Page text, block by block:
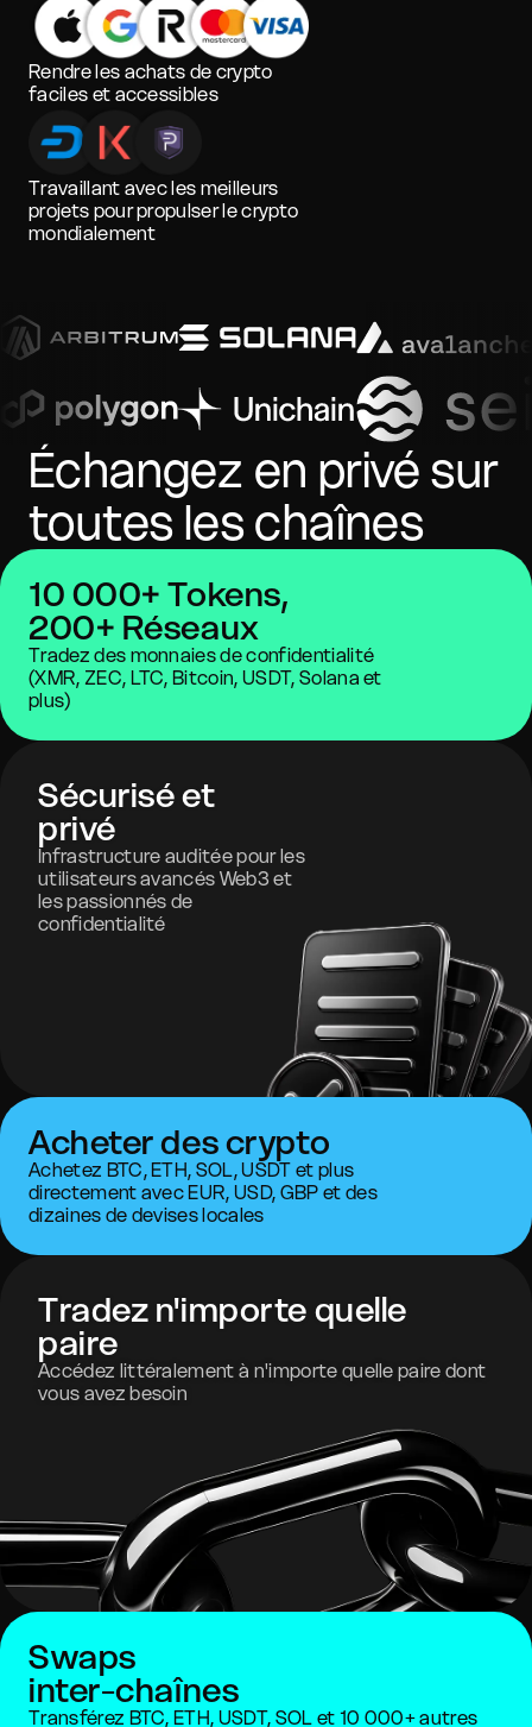
Rendre les achats de crypto
faciles et accessibles
Travaillant avec les meilleurs
projets pour propulser le crypto
mondialement
Échangez en privé sur
toutes les chaînes
10 000+ Tokens,
200+ Réseaux
Tradez des monnaies de confidentialité
(XMR, ZEC, LTC, Bitcoin, USDT, Solana et
plus)
Sécurisé et
privé
Infrastructure auditée pour les
utilisateurs avancés Web3 et
les passionnés de
confidentialité
Tradez n'importe quelle
paire
Accédez littéralement à n'importe quelle paire dont
vous avez besoin
Acheter des crypto
Achetez BTC, ETH, SOL, USDT et plus
directement avec EUR, USD, GBP et des
dizaines de devises locales
Swaps
inter-chaînes
Transférez BTC, ETH, USDT, SOL et 10 000+ autres